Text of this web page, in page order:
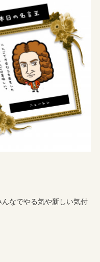
なでやる気や新しい気付